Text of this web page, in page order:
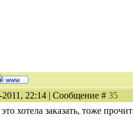
2011, 22:14 | Сообщение # 35
хотела заказать, тоже